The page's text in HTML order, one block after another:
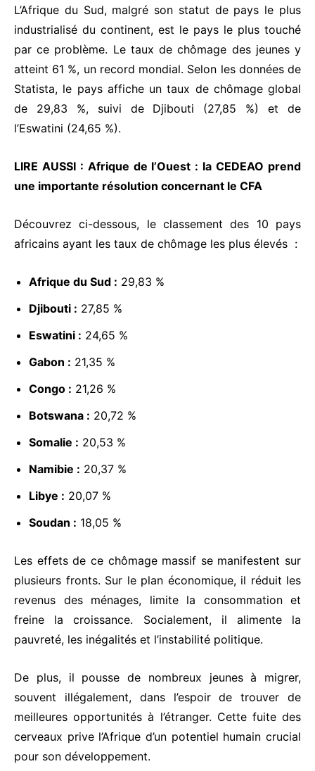
L’Afrique du Sud, malgré son statut de pays le plus
industrialisé du continent, est le pays le plus touché
par ce problème. Le taux de chômage des jeunes y
atteint 61 %, un record mondial. Selon les données de
Statista, le pays affiche un taux de chômage global
de 29,83 %, suivi de Djibouti (27,85 %) et de
l’Eswatini (24,65 %).
LIRE AUSSI : Afrique de l’Ouest : la CEDEAO prend
une importante résolution concernant le CFA
Découvrez ci-dessous, le classement des 10 pays
africains ayant les taux de chômage les plus élevés :
Afrique du Sud : 29,83 %
Djibouti : 27,85 %
Eswatini : 24,65 %
Gabon : 21,35 %
Congo : 21,26 %
Botswana : 20,72 %
Somalie : 20,53 %
Namibie : 20,37 %
Libye : 20,07 %
Soudan : 18,05 %
Les effets de ce chômage massif se manifestent sur
plusieurs fronts. Sur le plan économique, il réduit les
revenus des ménages, limite la consommation et
freine la croissance. Socialement, il alimente la
pauvreté, les inégalités et l’instabilité politique.
De plus, il pousse de nombreux jeunes à migrer,
souvent illégalement, dans l’espoir de trouver de
meilleures opportunités à l’étranger. Cette fuite des
cerveaux prive l’Afrique d’un potentiel humain crucial
pour son développement.